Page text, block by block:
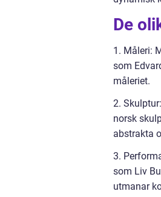
De
1. Måleri:
som
måleriet.
2.
norsk
abstrakta
3.
som Liv
utmanar